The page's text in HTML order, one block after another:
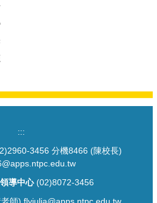
:::
3456 分機8466 (陳校長)
導中心(02)8072-3456